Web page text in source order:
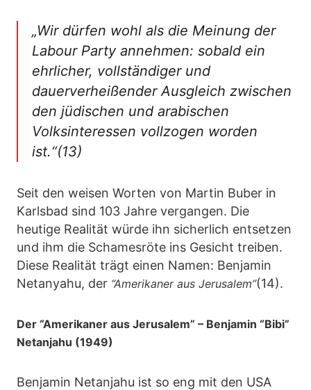
„Wir dürfen wohl als die Meinung der
Labour Party annehmen: sobald ein
ehrlicher, vollständiger und
dauerverheißender Ausgleich zwischen
den jüdischen und arabischen
Volksinteressen vollzogen worden
ist.“(13)
Seit den weisen Worten von Martin Buber in
Karlsbad sind 103 Jahre vergangen. Die
heutige Realität würde ihn sicherlich entsetzen
und ihm die Schamesröte ins Gesicht treiben.
Diese Realität trägt einen Namen: Benjamin
Netanyahu, der “Amerikaner aus Jerusalem”(14).
Der “Amerikaner aus Jerusalem” – Benjamin “Bibi”
Netanjahu (1949)
Benjamin Netanjahu ist so eng mit den USA